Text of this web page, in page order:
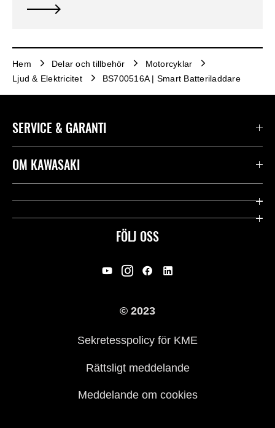
Hem Delar och tillbehör
Motorcyklar
Ljud & Elektricitet
BS700516A | Smart Batteriladdare
FÖLJ OSS
SERVICE & GARANTI
Kontakta oss
Användbara länkar
Rättsligt & Sekretess
OM KAWASAKI
Företag
© 2023
Sekretesspolicy för KME
Rättsligt meddelande
Meddelande om cookies